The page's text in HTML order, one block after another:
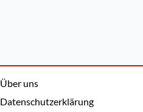
Über uns
Datenschutzerklärung